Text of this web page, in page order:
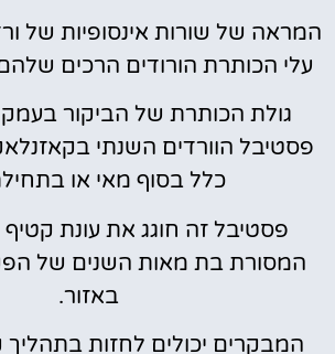
המראה של שורות אינסופיות של
עלי הכותרת הורודים הרכים שלהם,
גולת הכותרת של הביקור בעמק
פסטיבל הוורדים השנתי
כלל בסוף מאי או בתחילת
פסטיבל זה חוגג את עונת קטיף
המסורת בת מאות השנים של
באזור.
המבקרים יכולים לחזות בתהליך